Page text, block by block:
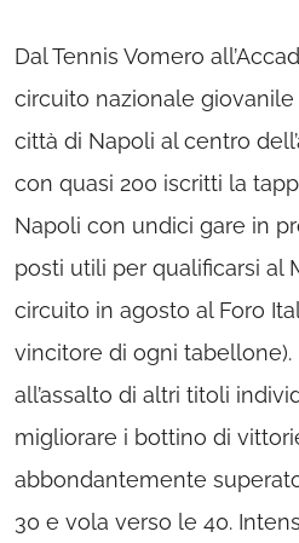
Dal Tennis Vomero
circuito nazionale
città di Napoli al centro
con quasi 200 iscritti la
Napoli con undici gare in
posti utili per qualificarsi al
circuito in agosto al Foro
vincitore di ogni tabellone).
all’assalto di altri titoli
migliorare i bottino di
abbondantemente
30 e vola verso le 40.